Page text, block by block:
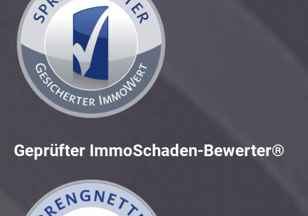
Geprüfter ImmoSchaden-Bewerter®